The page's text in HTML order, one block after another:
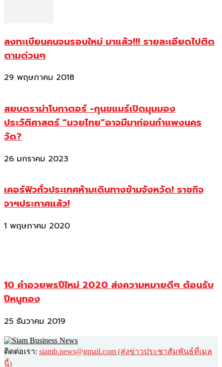
ลงทะเบียนคนจนรอบใหม่ มาแล้ว!!! รายละเอียดไปติด
ตามด่วนๆ
29 พฤษภาคม 2018
สยบดราม่าโบกาตอร์ -กุนขแมร์เปิดมุมมอง
ประวัติศาสตร์ “มวยไทย”อาจมีมาก่อนกำแพงนคร
วัด?
26 มกราคม 2023
เคอร์ฟิวทั่วประเทศห้ามเดินทางข้ามจังหวัด! ราชกิจ
จาฯประกาศแล้ว!
1 พฤษภาคม 2020
10 คำอวยพรปีใหม่ 2020 ส่งความหมายดีๆ ต้อนรับ
ปีหนูทอง
25 ธันวาคม 2019
ติดต่อเรา: siamb.news@gmail.com (ส่งข่าวประชาสัมพันธ์ที่เมล
นี้)